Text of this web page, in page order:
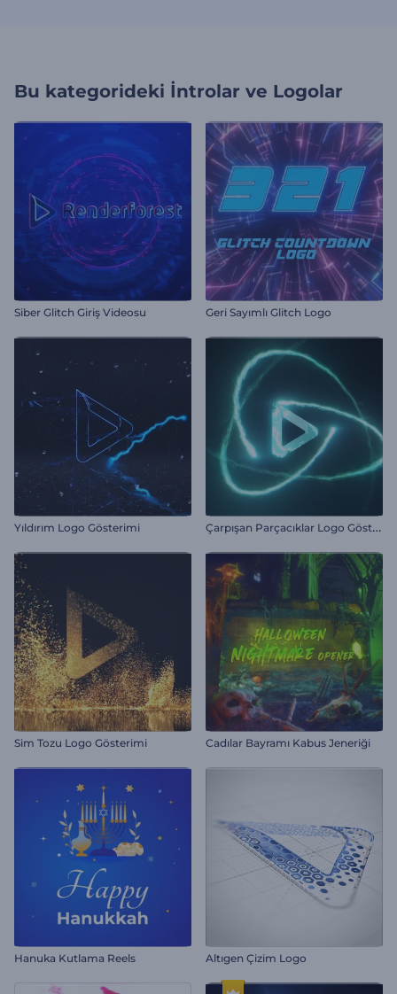
Bu kategorideki İntrolar ve Logolar
Siber Glitch Giriş Videosu Geri Sayımlı Glitch Logo
Yıldırım Logo Gösterimi Ç
arpışan Parçacıklar Logo Gösterimi
Sim Tozu Logo Gösterimi Cadılar Bayramı Kabus Jeneriği
Hanuka Kutlama Reels Altıgen Çizim Logo